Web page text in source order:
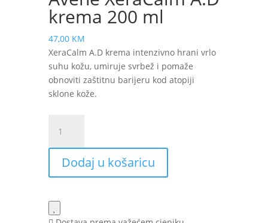
krema 200 ml
47,00 KM
XeraCalm A.D krema intenzivno hrani vrlo
suhu kožu, umiruje svrbež i pomaže
obnoviti zaštitnu barijeru kod atopiji
sklone kože.
XeraCalm
A.D
krema
200
količina
Dodaj u košaricu